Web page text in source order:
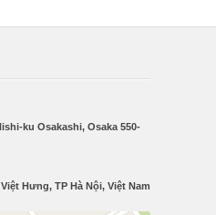
ku Osakashi, Osaka 550-
Hưng, TP Hà Nội, Việt Nam